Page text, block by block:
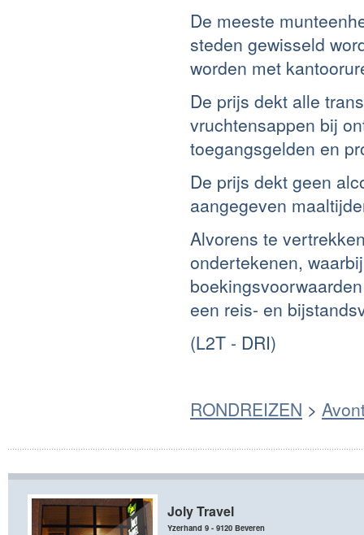
De meeste
steden gewisseld
worden met
De prijs dekt alle
vruchtensappen bij
toegangsgelden en
De prijs dekt geen
aangegeven
Alvorens te
ondertekenen,
een reis- en
(L2T - DRI)
RONDREIZEN >
Joly Travel
Yzerhand 9 - 9120 Beveren